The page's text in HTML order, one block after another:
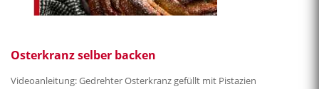
Osterkranz selber backen
Videoanleitung: Gedrehter Osterkranz gefüllt mit Pistazien